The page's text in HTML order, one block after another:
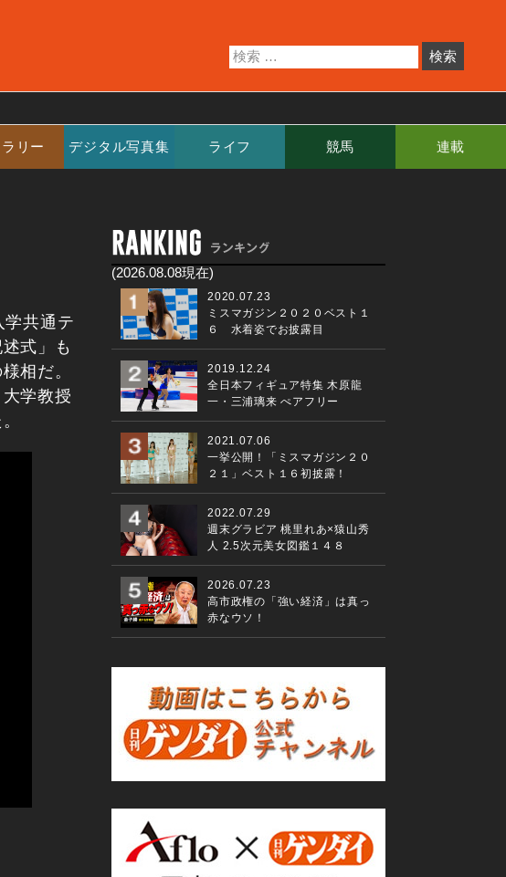
リー デジタル写真集 ライフ 競馬 連載
共通テ
式」も
相だ。
学教授
(2026.08.08現在)
2020.07.23
ミスマガジン２０２０ベスト１
６ 水着姿でお披露目
2019.12.24
全日本フィギュア特集 木原龍
一・三浦璃来 ぺアフリー
2021.07.06
一挙公開！「ミスマガジン２０
２１」ベスト１６初披露！
2022.07.29
週末グラビア 桃里れあ×猿山秀
人 2.5次元美女図鑑１４８
2026.07.23
高市政権の「強い経済」は真っ
赤なウソ！